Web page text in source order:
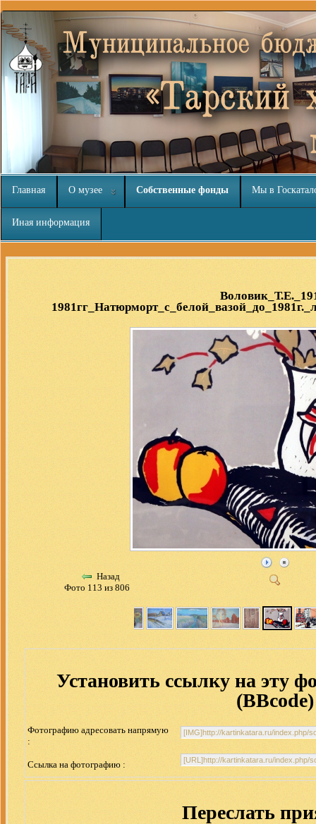
Главная О музее Собственные фонды Мы в
Иная информация
Назад
Фото 113 из 806
Установить ссылку на эту
(BBcode)
Фотографию адресовать напрямую
:
Ссылка на фотографию :
Переслать